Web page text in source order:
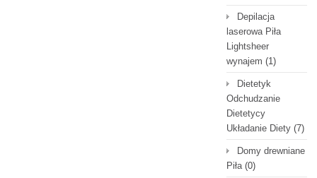
Depilacja
laserowa Piła
Lightsheer
wynajem (1)
Dietetyk
Odchudzanie
Dietetycy
Układanie Diety (7)
Domy drewniane
Piła(0)